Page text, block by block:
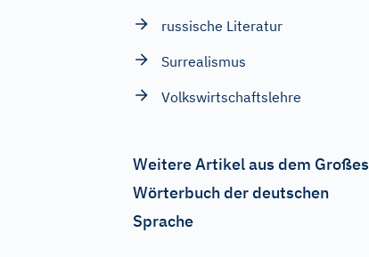
russische Literatur
Surrealismus
Volkswirtschaftslehre
Weitere Artikel aus dem Großes
Wörterbuch der deutschen
Sprache